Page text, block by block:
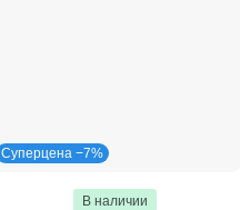
Суперцена −7%
В наличии